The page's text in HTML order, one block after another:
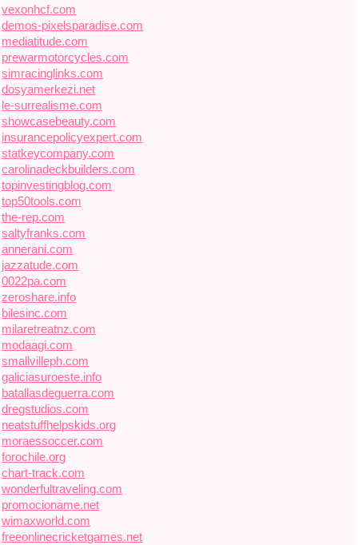
vexonhcf.com
demos-pixelsparadise.com
mediatitude.com
prewarmotorcycles.com
simracinglinks.com
dosyamerkezi.net
le-surrealisme.com
showcasebeauty.com
insurancepolicyexpert.com
statkeycompany.com
carolinadeckbuilders.com
topinvestingblog.com
top50tools.com
the-rep.com
saltyfranks.com
annerani.com
jazzatude.com
0022pa.com
zeroshare.info
bilesinc.com
milaretreatnz.com
modaagi.com
smallvilleph.com
galiciasuroeste.info
batallasdeguerra.com
dregstudios.com
neatstuffhelpskids.org
moraessoccer.com
forochile.org
chart-track.com
wonderfultraveling.com
promocioname.net
wimaxworld.com
freeonlinecricketgames.net